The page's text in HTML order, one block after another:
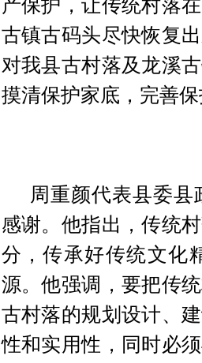
产保护，让传统村落
古镇古码头尽快恢复
对我县古村落及龙溪
摸清保护家底，完善
周重颜代表县委
感谢。他指出，传统
分，传承好传统文化
源。他强调，要把传
古村落的规划设计、
性和实用性，同时必